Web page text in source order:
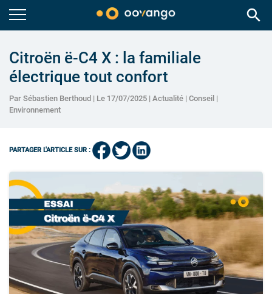
search
Citroën ë-C4 X : la familiale
électrique tout confort
Par Sébastien Berthoud | Le 17/07/2025 | Actualité | Conseil |
Environnement
PARTAGER L'ARTICLE SUR :